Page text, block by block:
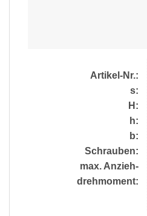
Artikel-Nr.:
s:
H:
h:
b:
Schrauben:
max. Anzieh-
drehmoment: